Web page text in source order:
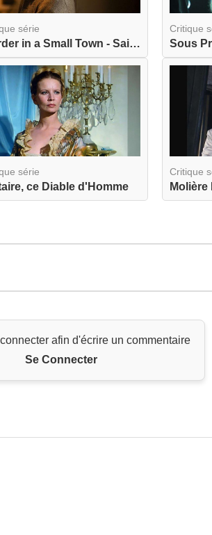
série
Murder in a Small Town - Saison 1
Critique
Sous
série
ce Diable d'Homme
Critique
afin d'écrire un commentaire
Se Connecter